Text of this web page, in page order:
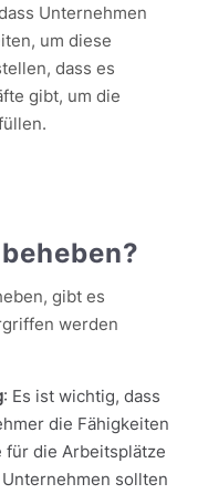
Unternehmen
um diese
dass es
gibt, um die
gibt es
werden
: Es ist wichtig, dass
die Fähigkeiten
für die Arbeitsplätze
sollten